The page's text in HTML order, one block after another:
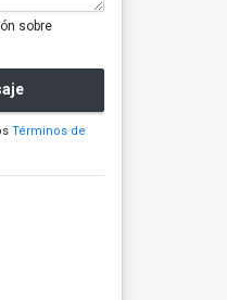
sobre
Términos de